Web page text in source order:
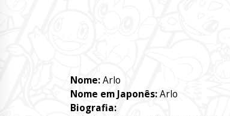
Nome:Arlo
Nome em Japonês:Arlo
Biografia: